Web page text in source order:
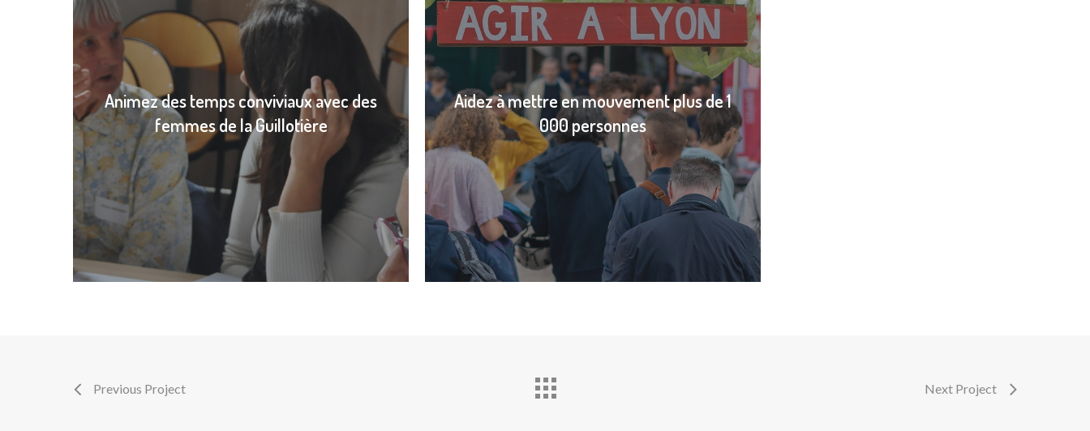
Animez des temps conviviaux avec des
femmes de la Guillotière
Aidez à mettre en mouvement plus de 1
000 personnes
Previous Project Next Project